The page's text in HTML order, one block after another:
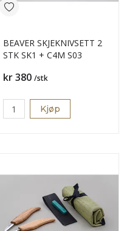
BEAVER SKJEKNIVSETT 2
STK SK1 + C4M S03
Pris
kr 380 /stk
Kjøp